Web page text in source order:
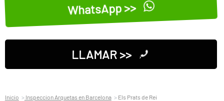
WhatsApp >>
LLAMAR >>
Inicio Inspeccion Arquetas en Barcelona Els Prats de Rei